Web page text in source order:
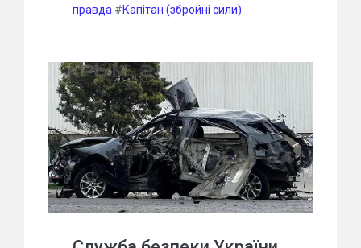
правда #Капітан (збройні сили)